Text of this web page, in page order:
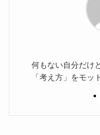
何もない自分だけ
「考え方」をモッ